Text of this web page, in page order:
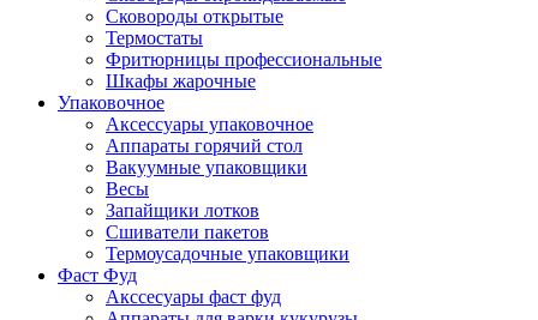
Сковороды открытые
Термостаты
Фритюрницы профессиональные
Шкафы жарочные
Упаковочное
Аксессуары упаковочное
Аппараты горячий стол
Вакуумные упаковщики
Весы
Запайщики лотков
Сшиватели пакетов
Термоусадочные упаковщики
Фаст Фуд
Акссесуары фаст фуд